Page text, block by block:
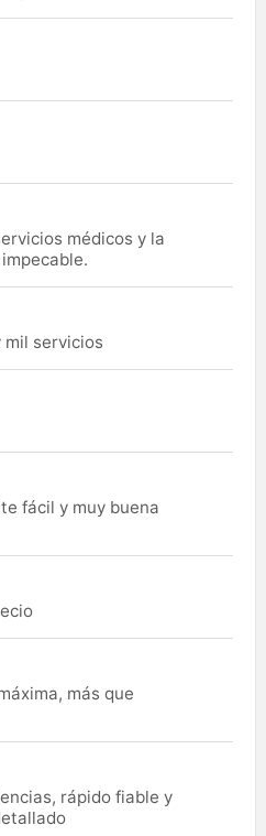
médicos y la
mil servicios
fácil y muy buena
más que
rápido fiable y